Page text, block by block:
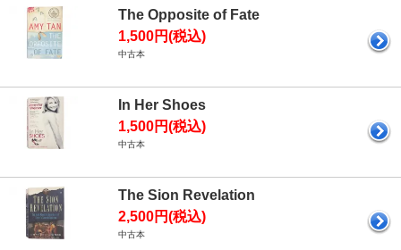
The Opposite of Fate
1,500円(税込)
中古本
In Her Shoes
1,500円(税込)
中古本
The Sion Revelation
2,500円(税込)
中古本